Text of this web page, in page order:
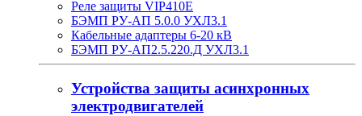
Реле защиты VIP410E
БЭМП РУ-АП 5.0.0 УХЛ3.1
Кабельные адаптеры 6-20 кВ
БЭМП РУ-АП2.5.220.Д УХЛ3.1
Устройства защиты асинхронных
электродвигателей